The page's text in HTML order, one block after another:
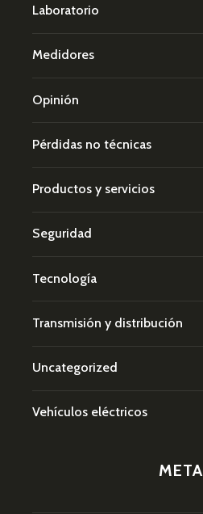
Laboratorio
Medidores
Opinión
Pérdidas no técnicas
Productos y servicios
Seguridad
Tecnología
Transmisión y distribución
Uncategorized
Vehículos eléctricos
META